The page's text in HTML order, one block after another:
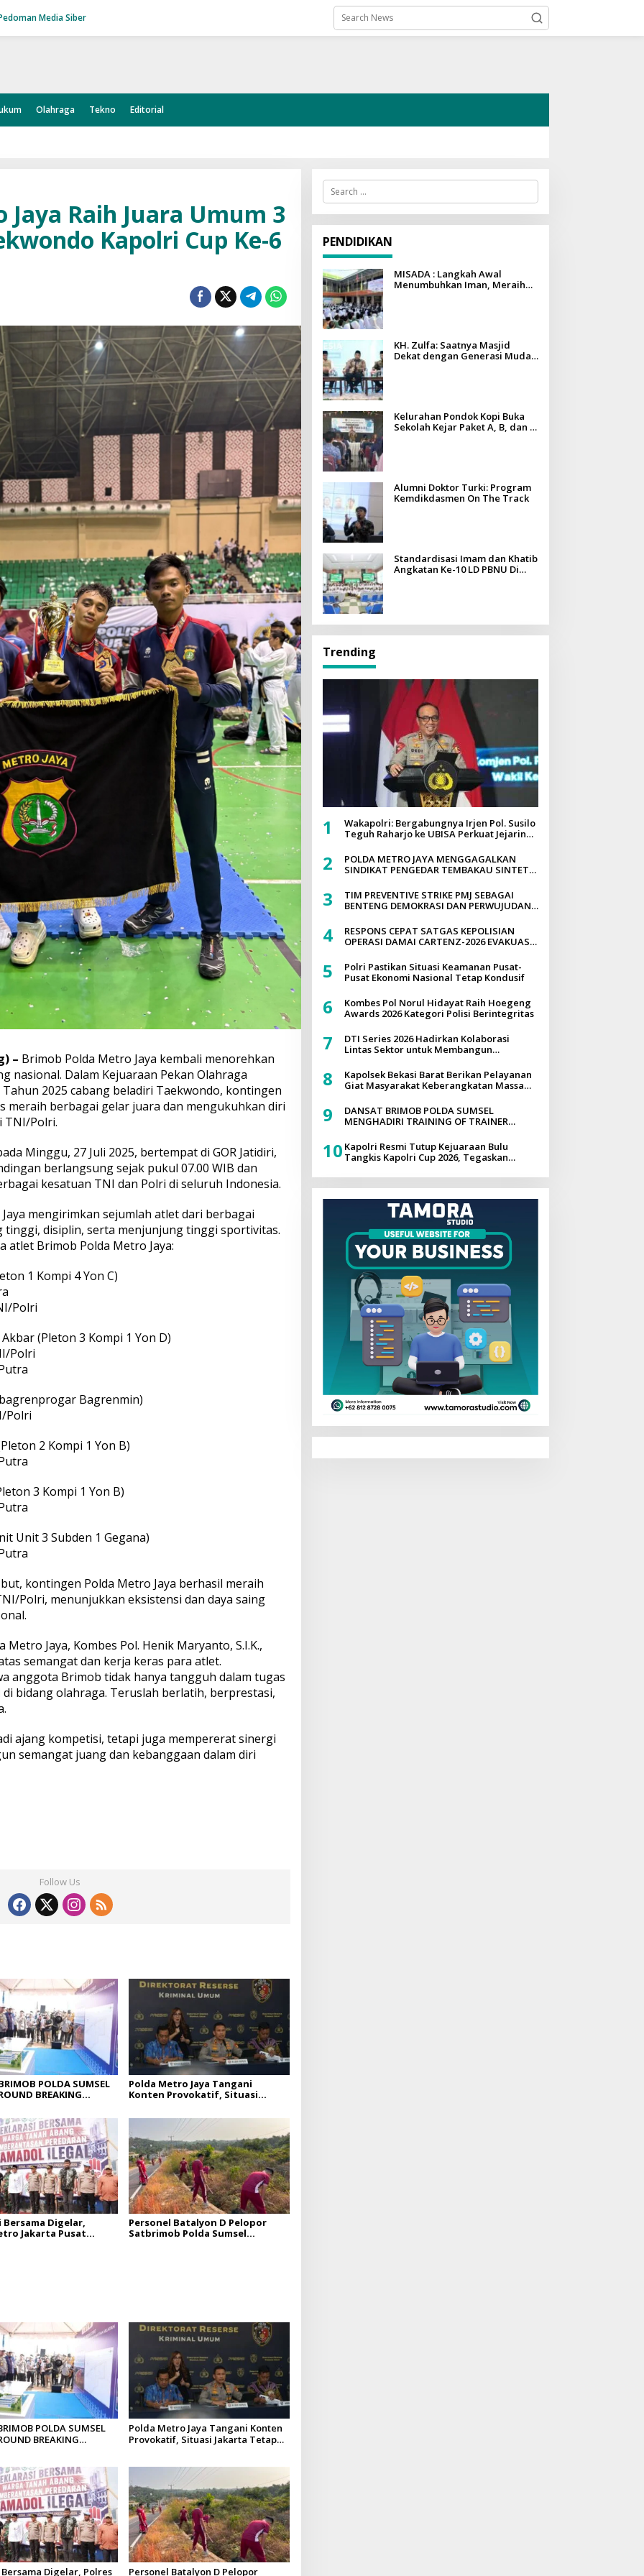
Media Siber
Olahraga Tekno Editorial
Raih Juara Umum 3
Kapolri Cup Ke-6
– Brimob Polda Metro Jaya kembali menorehkan
nasional. Dalam Kejuaraan Pekan Olahraga
2025 cabang beladiri Taekwondo, kontingen
meraih berbagai gelar juara dan mengukuhkan diri
TNI/Polri.
Minggu, 27 Juli 2025, bertempat di GOR Jatidiri,
berlangsung sejak pukul 07.00 WIB dan
kesatuan TNI dan Polri di seluruh Indonesia.
mengirimkan sejumlah atlet dari berbagai
tinggi, disiplin, serta menjunjung tinggi sportivitas.
atlet Brimob Polda Metro Jaya:
1 Kompi 4 Yon C)
Polri
(Pleton 3 Kompi 1 Yon D)
Polri
Bagrenmin)
Polri
2 Kompi 1 Yon B)
3 Kompi 1 Yon B)
Unit 3 Subden 1 Gegana)
kontingen Polda Metro Jaya berhasil meraih
Polri, menunjukkan eksistensi dan daya saing
Jaya, Kombes Pol. Henik Maryanto, S.I.K.,
semangat dan kerja keras para atlet.
anggota Brimob tidak hanya tangguh dalam tugas
bidang olahraga. Teruslah berlatih, berprestasi,
ajang kompetisi, tetapi juga mempererat sinergi
semangat juang dan kebanggaan dalam diri
Follow Us
POLDA SUMSEL
BREAKING
DITLANTAS POLDA
Polda Metro Jaya Tangani
Konten Provokatif, Situasi
Bersama Digelar,
Jakarta Pusat
Personel Batalyon D Pelopor
Satbrimob Polda Sumsel
POLDA SUMSEL
BREAKING
Polda Metro Jaya Tangani Konten
Provokatif, Situasi Jakarta Tetap
Digelar, Polres Personel Batalyon D Pelopor
S
a
r
c
h
f
o
r
:
PENDIDIKAN
MISADA : Langkah Awal
Menumbuhkan Iman, Meraih
KH. Zulfa: Saatnya Masjid
Dekat dengan Generasi Muda
Kelurahan Pondok Kopi Buka
Sekolah Kejar Paket A, B, dan C,
Alumni Doktor Turki: Program
Kemdikdasmen On The Track
Standardisasi Imam dan Khatib
Angkatan Ke-10 LD PBNU Di
Trending
1
Wakapolri: Bergabungnya Irjen Pol. Susilo
Teguh Raharjo ke UBISA Perkuat Jejaring
2
POLDA METRO JAYA MENGGAGALKAN
SINDIKAT PENGEDAR TEMBAKAU SINTETIS
DIPEMUKIMAN PADAT YANG DIEDARKAN
MELALUI MEDIA SOSIAL
3
TIM PREVENTIVE STRIKE PMJ SEBAGAI
BENTENG DEMOKRASI DAN PERWUJUDAN
4
RESPONS CEPAT SATGAS KEPOLISIAN
OPERASI DAMAI CARTENZ-2026 EVAKUASI
TOLIKARA, PENYELIDIKAN INTENSIF
DILAKUKAN
5
Polri Pastikan Situasi Keamanan Pusat-
Pusat Ekonomi Nasional Tetap Kondusif
6
Kombes Pol Norul Hidayat Raih Hoegeng
Awards 2026 Kategori Polisi Berintegritas
7
DTI Series 2026 Hadirkan Kolaborasi
Lintas Sektor untuk Membangun
8
Kapolsek Bekasi Barat Berikan Pelayanan
Giat Masyarakat Keberangkatan Massa
Jakarta
9
DANSAT BRIMOB POLDA SUMSEL
MENGHADIRI TRAINING OF TRAINER
QUICK WINS AKSELERASI TRANSFORMASI
POLRI UNTUK MASYARAKAT
10 Kapolri Resmi Tutup Kejuaraan Bulu
Tangkis Kapolri Cup 2026, Tegaskan
Nasional